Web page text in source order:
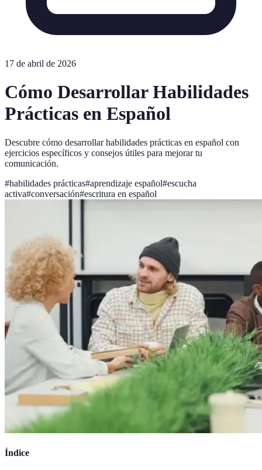
17 de abril de 2026
Cómo Desarrollar Habilidades
Prácticas en Español
Descubre cómo desarrollar habilidades prácticas en español con
ejercicios específicos y consejos útiles para mejorar tu
comunicación.
#habilidades prácticas#aprendizaje español#escucha
activa#conversación#escritura en español
Índice